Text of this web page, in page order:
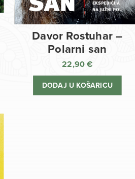
Davor Rostuhar –
Polarni san
22,90€
DODAJ U KOŠARICU